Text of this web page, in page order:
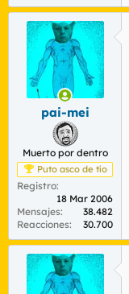
pai-mei
Muerto por dentro
Puto asco de tío
Registro
18 Mar 2006
Mensajes
38.482
Reacciones
30.700